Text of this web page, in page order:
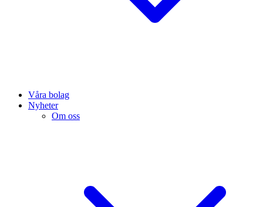
Våra bolag
Nyheter
Om oss